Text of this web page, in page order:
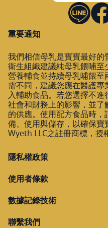
重要通知
我們相信母乳是寶寶最好
衛生組織建議純母乳餵哺
營養輔食並持續母乳哺餵
需不同，建議您應在醫護
入輔助食品。若您選擇不
社會和財務上的影響，並
的供應。使用配方食品時
備、使用與儲存，以確保
Wyeth LLC之註冊商標，授
隱私權政策
使用者條款
數據記錄技術
聯繫我們